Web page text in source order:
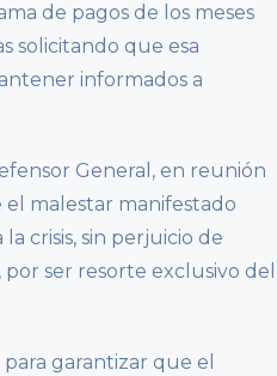
de pagos de los meses
solicitando que esa
informados a
General, en reunión
malestar manifestado
crisis, sin perjuicio de
ser resorte exclusivo del
garantizar que el